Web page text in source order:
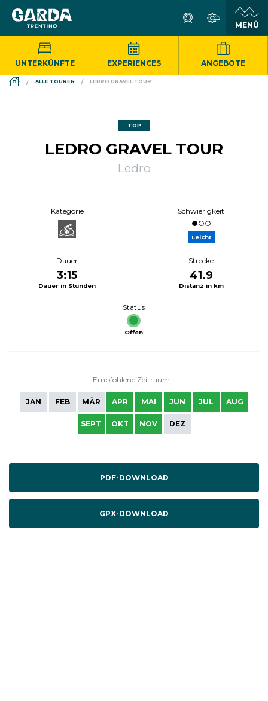
UNTERKÜNFTE EXPERIENCES ANGEBOTE
DS_BREADCRUMB.HOME
ALLE TOUREN LEDRO GRAVEL TOUR
TOP
LEDRO GRAVEL TOUR
Ledro
Kategorie Schwierigkeit
Leicht
Dauer
3:15
Dauer in Stunden
Strecke
41.9
Distanz in km
Status
Offen
Empfohlene Zeitraum
JAN FEB MÄR APR MAI JUN JUL AUG
SEPT OKT NOV DEZ
PDF-DOWNLOAD
GPX-DOWNLOAD